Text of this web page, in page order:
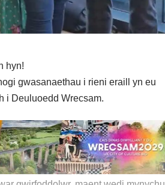
hyn!
gwasanaethau i rieni eraill yn eu
i Deuluoedd Wrecsam.